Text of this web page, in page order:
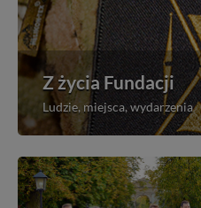
Z życia Fundacji
Ludzie, miejsca, wydarzenia